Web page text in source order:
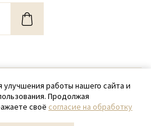
- 2026 SamPack
699-97-87
работы нашего сайта и
Продолжая
своё согласие на обработку